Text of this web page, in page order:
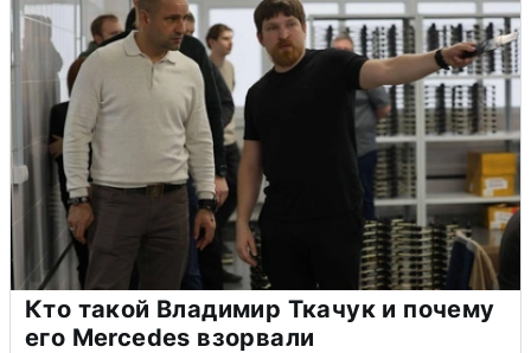
Кто такой Владимир Ткачук и почему
его Mercedes взорвали